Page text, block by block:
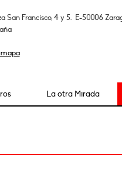
San Francisco, 4 y 5. E-50006
La otra Mirada